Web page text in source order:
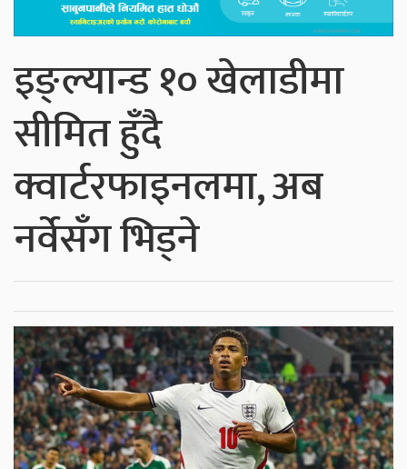
इङ्ल्यान्ड १० खेलाडीमा
सीमित हुँदै
क्वार्टरफाइनलमा, अब
नर्वेसँग भिड्ने